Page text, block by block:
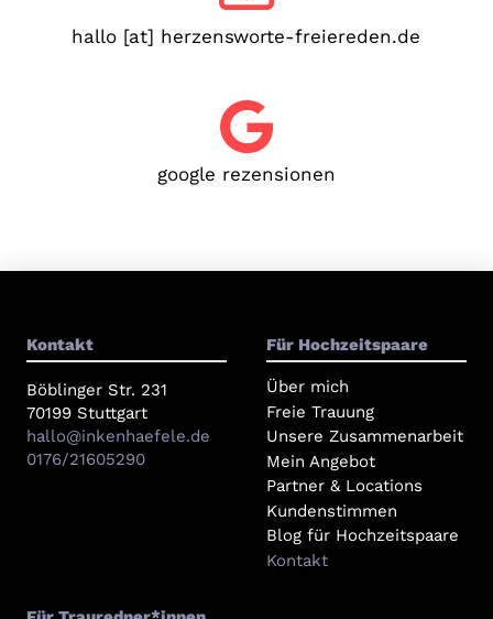
hallo [at] herzensworte-freiereden.de
google rezensionen
Kontakt
Böblinger Str. 231
70199 Stuttgart
hallo@inkenhaefele.de
0176/21605290
Für Hochzeitspaare
Über mich
Freie Trauung
Unsere Zusammenarbeit
Mein Angebot
Partner & Locations
Kundenstimmen
Blog für Hochzeitspaare
Kontakt